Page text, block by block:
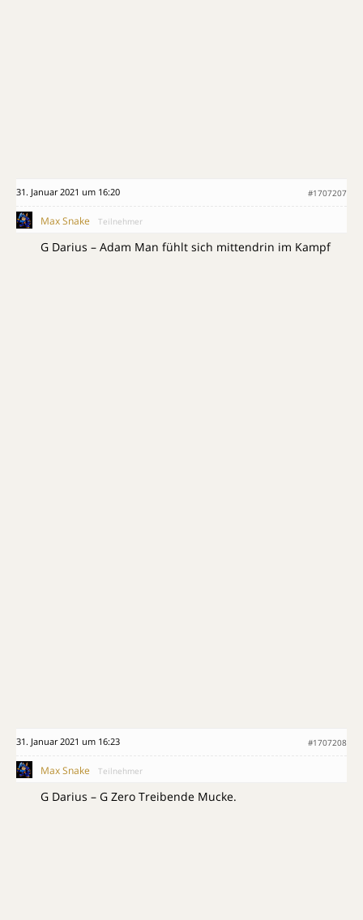
31. Januar 2021 um 16:20 #1707207
Max Snake Teilnehmer
G Darius – Adam Man fühlt sich mittendrin im Kampf
31. Januar 2021 um 16:23 #1707208
Max Snake Teilnehmer
G Darius – G Zero Treibende Mucke.